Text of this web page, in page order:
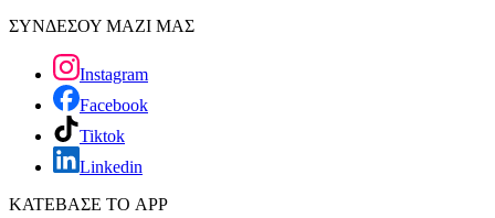
ΣΥΝΔΕΣΟΥ ΜΑΖΙ ΜΑΣ
Instagram
Facebook
Tiktok
Linkedin
ΚΑΤΕΒΑΣΕ ΤΟ APP